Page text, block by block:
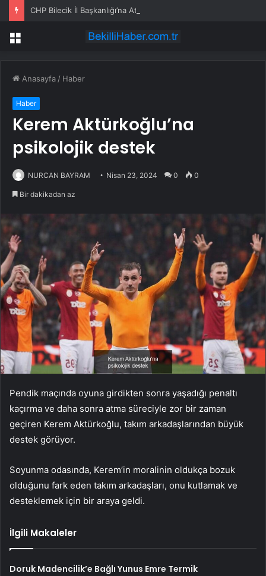
Menü
Anasayfa / Haber
Haber
Kerem Aktürkoğlu’na
psikolojik destek
NURCAN BAYRAM Nisan 23, 2024 0 0
Bir dakikadan az
Pendik maçında oyuna girdikten sonra yaşadığı penaltı
kaçırma ve daha sonra atma süreciyle zor bir zaman
geçiren Kerem Aktürkoğlu, takım arkadaşlarından büyük
destek görüyor.
Soyunma odasında, Kerem’in moralinin oldukça bozuk
olduğunu fark eden takım arkadaşları, onu kutlamak ve
desteklemek için bir araya geldi.
İlgili Makaleler
Doruk Madencilik’e Bağlı Yunus Emre Termik